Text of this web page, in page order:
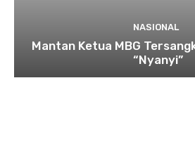
NASIONAL
Mantan Ketua MBG
“Nyanyi”